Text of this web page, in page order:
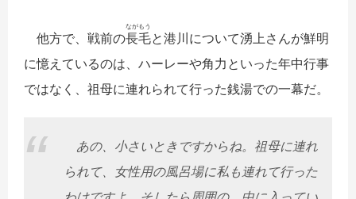
他方で、戦前の長
なが
毛
もう
と港川について湧上さんが鮮明
に憶えているのは、ハーレーや角力といった年中行事
ではなく、祖母に連れられて行った銭湯での一幕だ。
あの、小さいときですからね。祖母に連れ
られて、女性用の風呂場に私も連れて行った